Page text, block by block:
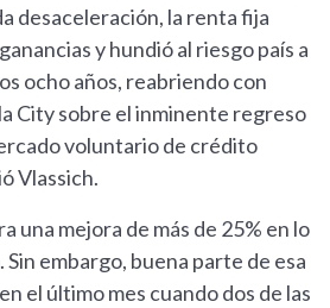
desaceleración, la renta fija
y hundió al riesgo país a
ocho años, reabriendo con
City sobre el inminente regreso
voluntario de crédito
Vlassich.
una mejora de más de 25% en lo
Sin embargo, buena parte de esa
el último mes cuando dos de las